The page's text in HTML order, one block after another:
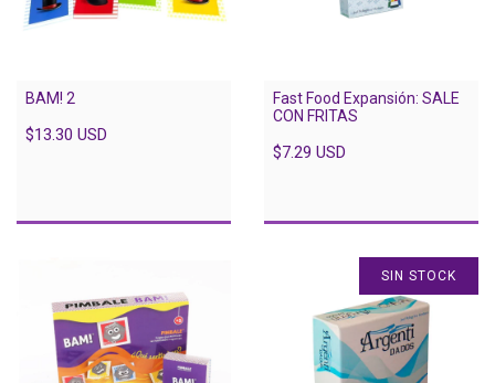
BAM! 2
$13.30 USD
Fast Food Expansión: SALE
CON FRITAS
$7.29 USD
SIN STOCK